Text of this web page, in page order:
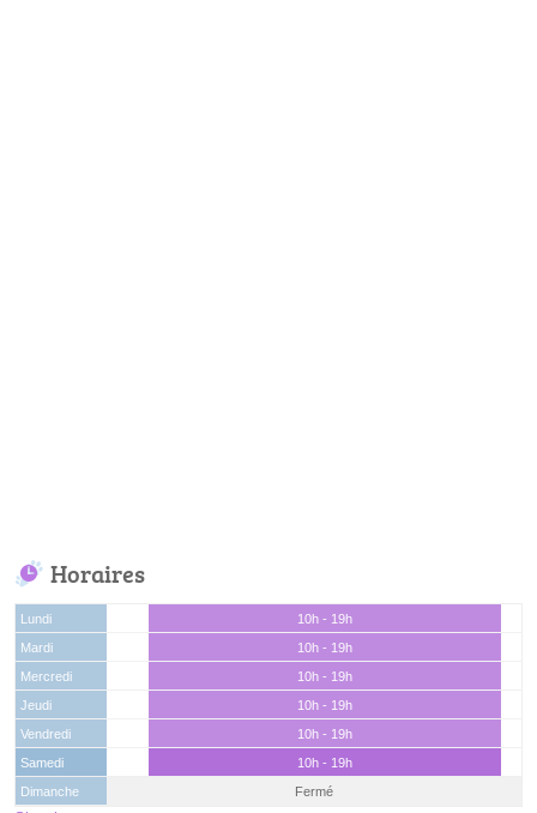
Horaires
Lundi
10h - 19h
Mardi
10h - 19h
Mercredi
10h - 19h
Jeudi
10h - 19h
Vendredi
10h - 19h
Samedi
10h - 19h
Dimanche
Fermé